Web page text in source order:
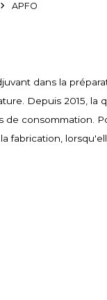
APFO
dans la
Depuis 2015, la
de consommation.
fabrication,